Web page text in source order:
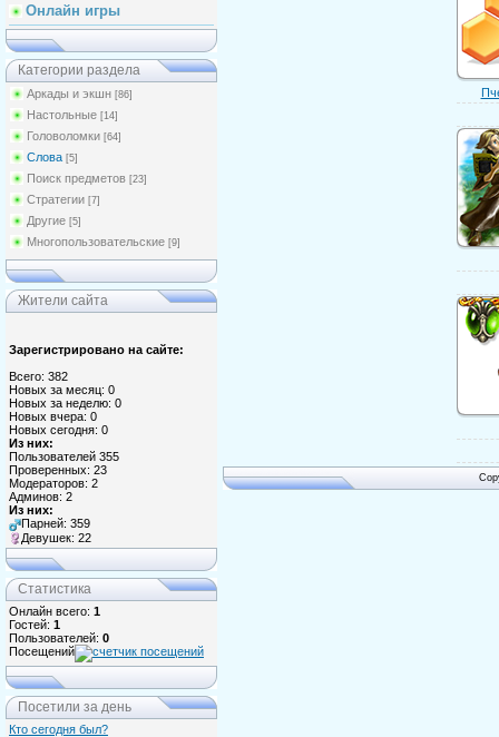
Онлайн игры
Категории раздела
Аркады и экшн [86]
Настольные [14]
Головоломки [64]
Слова [5]
Поиск предметов [23]
Стратегии [7]
Другие [5]
Многопользовательские [9]
Жители сайта
Зарегистрировано на сайте:
Всего: 382
Новых за месяц: 0
Новых за неделю: 0
Новых вчера: 0
Новых сегодня: 0
Из них:
Пользователей 355
Проверенных: 23
Модераторов: 2
Админов: 2
Из них:
Парней: 359
Девушек: 22
Статистика
Онлайн всего: 1
Гостей: 1
Пользователей: 0
Посещений
Посетили за день
Кто сегодня был?